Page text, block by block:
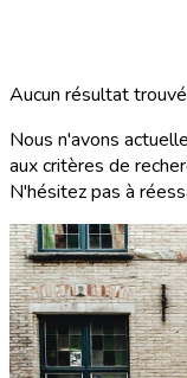
Aucun résultat
Nous n'avons
aux critères de
N'hésitez pas à